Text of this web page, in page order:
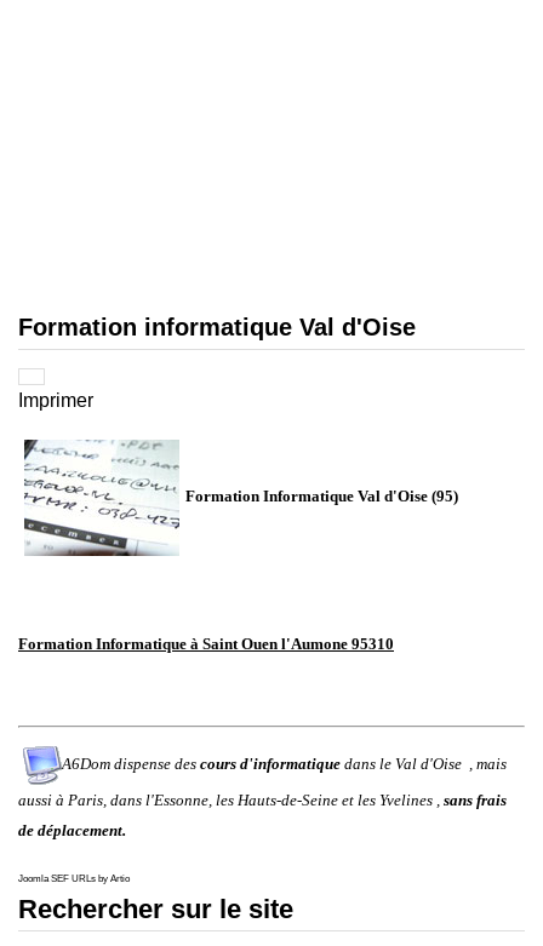
Formation informatique Val d'Oise
Imprimer
Formation Informatique Val d'Oise (95)
Formation Informatique à Saint Ouen l'Aumone 95310
A6Dom dispense des cours d'informatique dans le Val d'Oise , mais
aussi à Paris, dans l'Essonne, les Hauts-de-Seine et les Yvelines , sans frais
de déplacement.
Joomla SEF URLs by Artio
Rechercher sur le site